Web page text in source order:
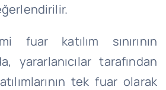
fuar katılım sınırının
yararlanıcılar tarafından
tek fuar olarak